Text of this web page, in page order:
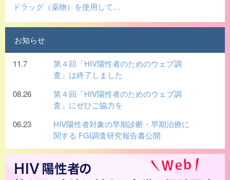
ドラッグ（薬物）を使用して…
お知らせ
11.7
第４回「HIV陽性者のためのウェブ調
査」は終了しました
08.26
第４回「HIV陽性者のためのウェブ調
査」にぜひご協力を
06.23
HIV陽性者対象の早期診断・早期治療に
関する FGI調査研究報告書公開